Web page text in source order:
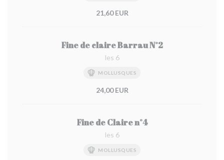
21,60 EUR
Fine de claire Barrau N°2
les 6
MOLLUSQUES
24,00 EUR
Fine de Claire n°4
les 6
MOLLUSQUES